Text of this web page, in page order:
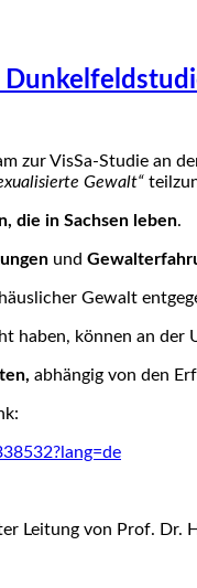
zur VisSa-Studie an
Gewalt“
die in Sachsen leben.
und
Gewalt
haben, können an der
abhängig von den
Leitung von Prof.